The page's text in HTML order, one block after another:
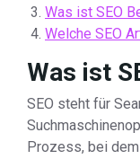
Was ist SEO
Welche SEO
Was ist
SEO steht für
Prozess, bei